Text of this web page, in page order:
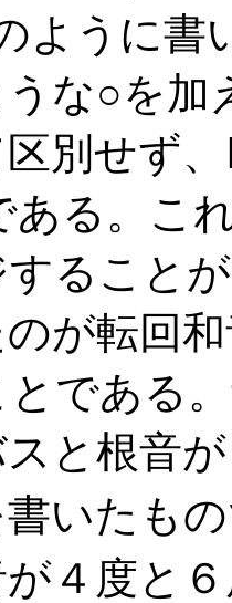
ように書
な○を
区別せず
ある。こ
ること
が転回
である
と根音
いたも
４度と